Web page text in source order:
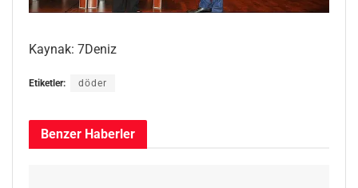
Kaynak: 7Deniz
Etiketler: döder
Benzer Haberler